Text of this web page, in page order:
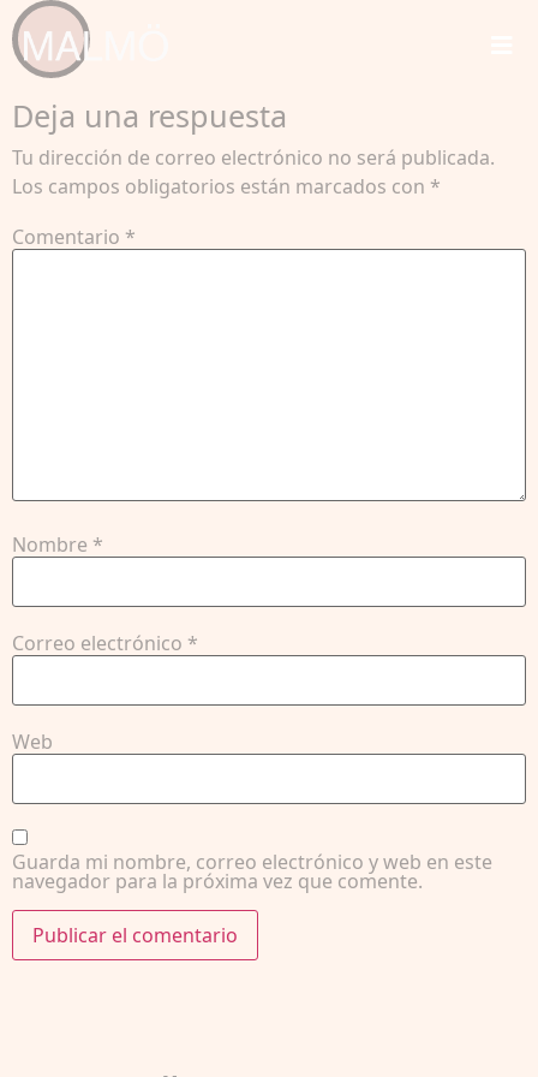
Deja una respuesta
Tu dirección de correo electrónico no será publicada.
Los campos obligatorios están marcados con *
Comentario *
Nombre *
Correo electrónico *
Web
Guarda mi nombre, correo electrónico y web en este
navegador para la próxima vez que comente.